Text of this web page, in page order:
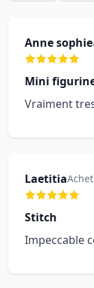
Anne sophie
Mini
Vraiment
Laetitia
Stitch
Impeccable